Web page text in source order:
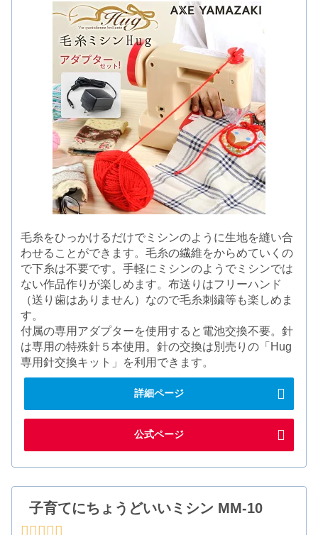
毛糸をひっかけるだけでミシンのように生地を縫い合
わせることができます。毛糸の繊維をからめていくの
で下糸は不要です。手軽にミシンのようでミシンでは
ない作品作りが楽しめます。布送りはフリーハンド
（送り歯はありません）なので毛糸刺繍等も楽しめま
す。
付属の専用アダプターを使用すると電池交換不要。針
は専用の特殊針５本使用。針の交換は別売りの「Hug
専用針交換キット」を利用できます。
詳細ページ
公式ページ
子育てにちょうどいいミシン MM-10